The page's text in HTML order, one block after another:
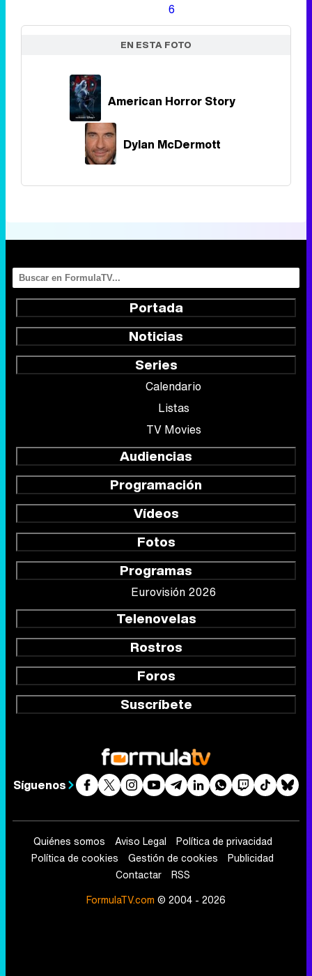
6
EN ESTA FOTO
American Horror Story
Dylan McDermott
Portada
Noticias
Series
Calendario
Listas
TV Movies
Audiencias
Programación
Vídeos
Fotos
Programas
Eurovisión 2026
Telenovelas
Rostros
Foros
Suscríbete
Síguenos
Quiénes somos Aviso Legal
Política de privacidad
Política de cookies
Gestión de cookies
Publicidad
Contactar
RSS
FormulaTV.com © 2004 - 2026